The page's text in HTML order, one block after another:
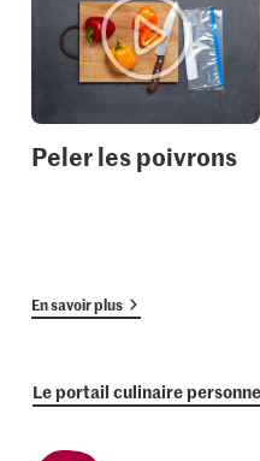
Peler les poivrons
En savoir plus
Le portail culinaire